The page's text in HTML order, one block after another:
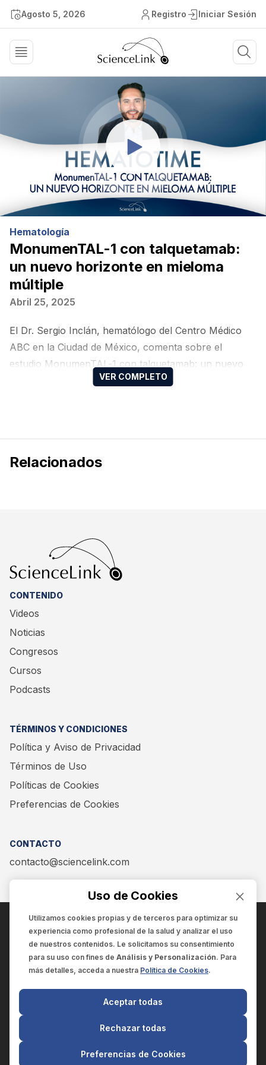
Agosto 5, 2026 Registro Iniciar Sesión
Hematología
MonumenTAL-1 con talquetamab:
un nuevo horizonte en mieloma
múltiple
Abril 25, 2025
El Dr. Sergio Inclán, hematólogo del Centro Médico
ABC en la Ciudad de México, comenta sobre el
estudio MonumenTAL-1 con talquetamab: un nuevo
horizonte en mieloma múltiple.
Relacionados
CONTENIDO
Videos
Noticias
Congresos
Cursos
Podcasts
TÉRMINOS Y CONDICIONES
Política y Aviso de Privacidad
Términos de Uso
Políticas de Cookies
Preferencias de Cookies
CONTACTO
contacto@sciencelink.com
ENCUÉNTRANOS EN:
SCIENCELINK
SCILINK COMUNICACIÓN CIENTÍFICA SC
El contenido y la información de este sitio web es exclusivo
para profesionales de la salud.
Uso de Cookies
Utilizamos cookies propias y de terceros para optimizar su
experiencia como profesional de la salud y analizar el uso
de nuestros contenidos. Le solicitamos su consentimiento
para su uso con fines de Análisis y Personalización. Para
más detalles, acceda a nuestra Política de Cookies.
Preferencias de Cookies
Rechazar todas
Aceptar todas